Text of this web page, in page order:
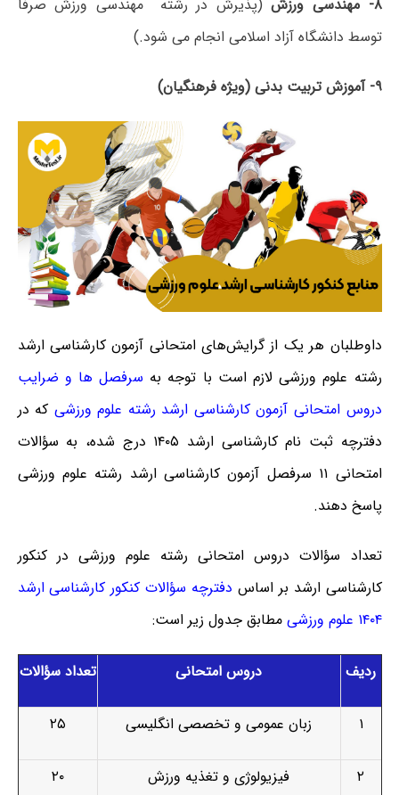
۸- مهندسی ورزش (پذیرش در رشته مهندسی ورزش صرفا
توسط دانشگاه آزاد اسلامی انجام می شود.)
۹- آموزش تربیت بدنی (ویژه فرهنگیان)
داوطلبان هر یک از گرایش‌های امتحانی آزمون کارشناسی ارشد
رشته علوم ورزشی لازم است با توجه به سرفصل ها و ضرایب
دروس امتحانی آزمون کارشناسی ارشد رشته علوم ورزشی که در
دفترچه ثبت نام کارشناسی ارشد ۱۴۰۵ درج شده، به سؤالات
امتحانی ۱۱ سرفصل آزمون کارشناسی ارشد رشته علوم ورزشی
پاسخ دهند.
تعداد سؤالات دروس امتحانی رشته علوم ورزشی در کنکور
کارشناسی ارشد بر اساس دفترچه سؤالات کنکور کارشناسی ارشد
۱۴۰۴ علوم ورزشی
مطابق جدول زیر است:
ردیف دروس امتحانی تعداد سؤالات
۱ زبان عمومی و تخصصی انگلیسی ۲۵
۲ فیزیولوژی و تغذیه ورزش ۲۰